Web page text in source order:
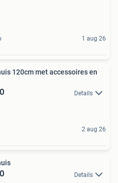
1 aug 26
120cm met accessoires en
Details
2 aug 26
Details